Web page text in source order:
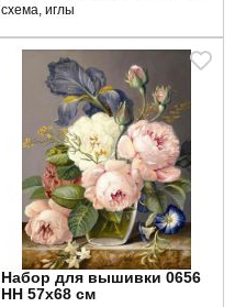
схема, иглы
Набор для вышивки 0656
HH 57х68 см